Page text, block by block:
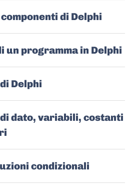
di Delphi
programma in Delphi
Delphi
dato, variabili, costanti
condizionali